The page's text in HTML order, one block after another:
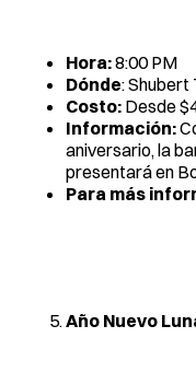
Hora:8:00 PM
Dónde:
Costo: Desde
Información:
aniversario, la
presentará en
Para más
Año Nuevo